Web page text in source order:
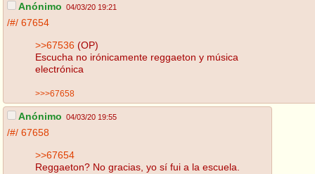
Anónimo 04/03/20 19:21
/#/ 67654
>>67536 (OP)
Escucha no irónicamente reggaeton y música
electrónica
>>>67658
Anónimo 04/03/20 19:55
/#/ 67658
>>67654
Reggaeton? No gracias, yo sí fui a la escuela.